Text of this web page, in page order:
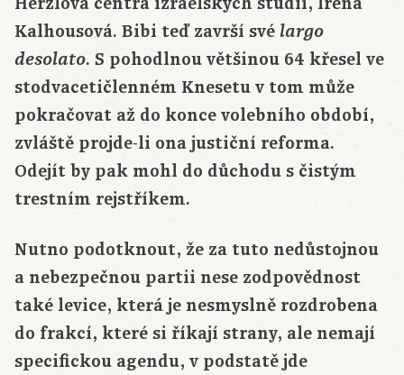
Kalhousová. Bibi teď završí své largo
desolato. S pohodlnou většinou 64 křesel ve
stodvacetičlenném Knesetu v tom může
pokračovat až do konce volebního období,
zvláště projde-li ona justiční reforma.
Odejít by pak mohl do důchodu s čistým
trestním rejstříkem.
Nutno podotknout, že za tuto nedůstojnou
a nebezpečnou partii nese zodpovědnost
také levice, která je nesmyslně rozdrobena
do frakcí, které si říkají strany, ale nemají
specifickou agendu, v podstatě jde